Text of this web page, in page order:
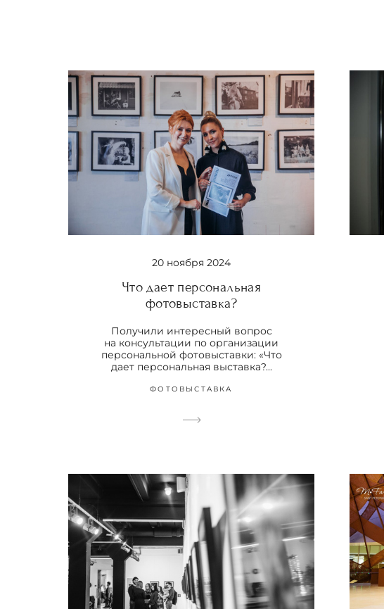
20 ноября 2024
Что дает персональная
фотовыставка?
Получили интересный вопрос
на консультации по организации
персональной фотовыставки: «Что
дает персональная выставка?...
ФОТОВЫСТАВКА